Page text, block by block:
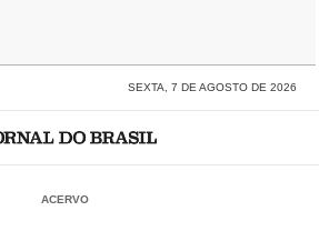
SEXTA, 7 DE AGOSTO DE 2026
ACERVO